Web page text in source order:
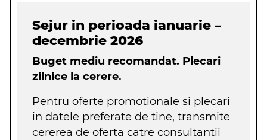
Sejur in perioada ianuarie –
decembrie 2026
Buget mediu recomandat. Plecari
zilnice la cerere.
Pentru oferte promotionale si plecari
in datele preferate de tine, transmite
cererea de oferta catre consultantii